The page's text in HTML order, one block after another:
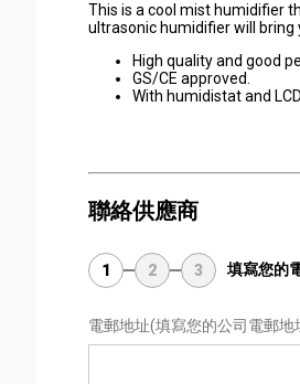
This is a cool mist humidifier
ultrasonic humidifier will bring
High quality and good
GS/CE approved.
With humidistat and LCD.
聯絡供應商
1 2 3 填寫您的
電郵地址(填寫您的公司電郵地